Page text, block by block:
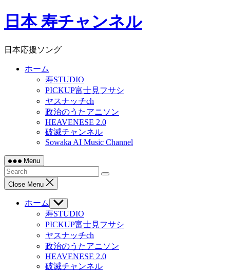
Skip
to日本 寿チャンネル
日本応援ソング
ホーム
寿STUDIO
PICKUP富士見フサシ
ヤスナッチch
政治のうたアニソン
HEAVENESE 2.0
破滅チャンネル
Sowaka AI Music Channel
Menu
Close Menu
ホーム
Show
sub
menu
寿STUDIO
PICKUP富士見フサシ
ヤスナッチch
政治のうたアニソン
HEAVENESE 2.0
破滅チャンネル